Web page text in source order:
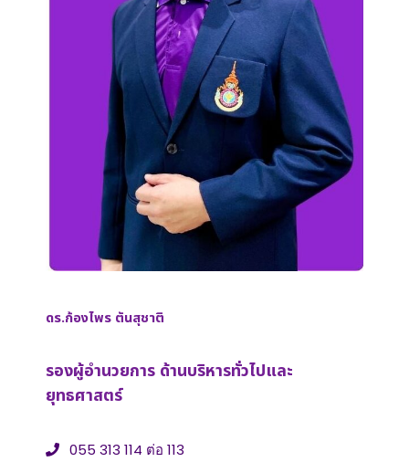
ดร.ก้องไพร ตันสุชาติ
รองผู้อำนวยการ ด้านบริหารทั่วไปและ
ยุทธศาสตร์
055 313 114 ต่อ 113